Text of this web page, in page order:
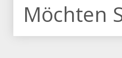
Möchten